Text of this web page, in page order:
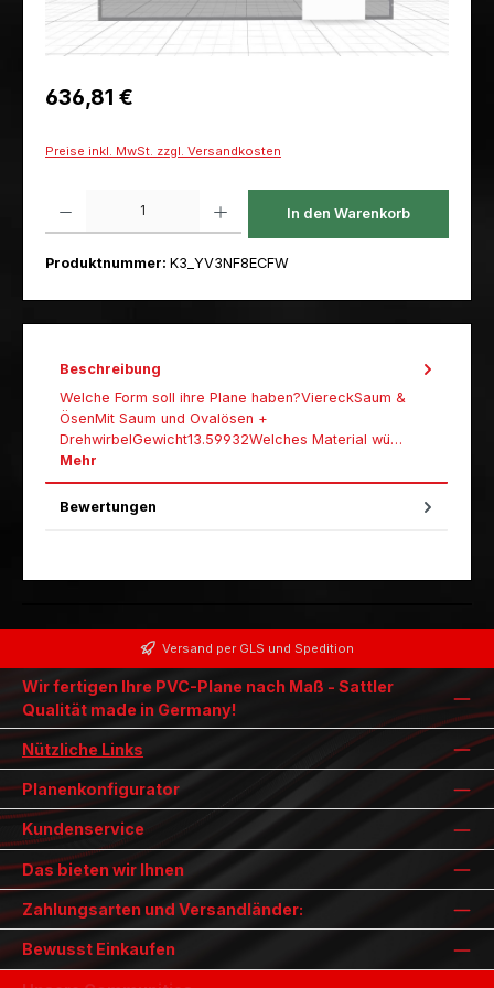
Regulärer Preis:
636,81 €
Preise inkl. MwSt. zzgl. Versandkosten
In den Warenkorb
Produktnummer: K3_YV3NF8ECFW
Beschreibung
Welche Form soll ihre Plane haben?ViereckSaum &
ÖsenMit Saum und Ovalösen +
DrehwirbelGewicht13.59932Welches Material wü…
Mehr
Bewertungen
Versand per GLS und Spedition
Wir fertigen Ihre PVC-Plane nach Maß - Sattler
Qualität made in Germany!
Nützliche Links
Planenkonfigurator
Kundenservice
Das bieten wir Ihnen
Zahlungsarten und Versandländer:
Bewusst Einkaufen